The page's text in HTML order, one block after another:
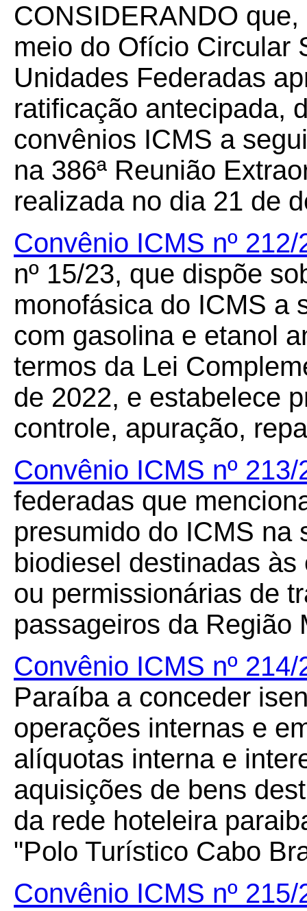
CONSIDERANDO
meio do Ofício Circular
Unidades Federadas
ratificação antecipada,
convênios ICMS a
na 386ª Reunião
realizada no dia 21 de
Convênio ICMS nº
nº 15/23, que dispõe
monofásica do ICMS a
com gasolina e etanol
termos da Lei
de 2022, e estabelece
controle, apuração,
Convênio ICMS nº 213/
federadas que
presumido do ICMS na
biodiesel destinadas
ou permissionárias de
passageiros da Região
Convênio ICMS nº 214/
Paraíba a conceder
operações internas e
alíquotas interna e
aquisições de bens
da rede hoteleira
"Polo Turístico Cabo
Convênio ICMS nº 215/